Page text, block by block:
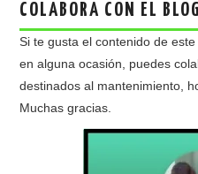
COLABORA CON EL BLOG
Si te gusta el contenido de
en alguna ocasión, puedes
destinados al mantenimiento,
Muchas gracias.